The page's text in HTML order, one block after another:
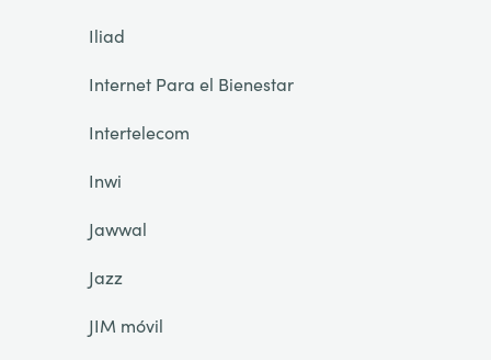
Iliad
Internet Para el Bienestar
Intertelecom
Inwi
Jawwal
Jazz
JIM móvil